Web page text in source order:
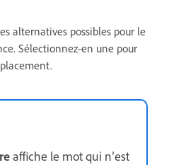
alternatives possibles pour le
Sélectionnez-en une pour
affiche le mot qui n’est